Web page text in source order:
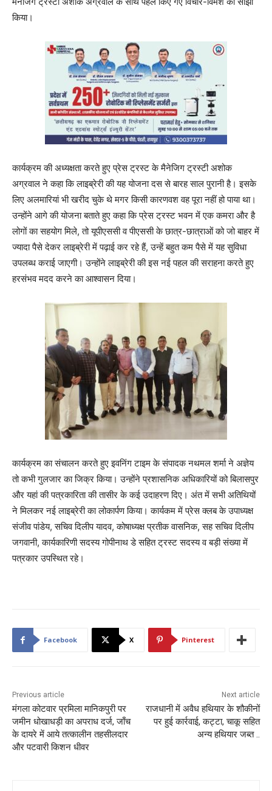
किया।
कार्यक्रम की अध्यक्षता करते हुए प्रेस ट्रस्ट के मैनेजिग ट्रस्टी अशोक
अग्रवाल ने कहा कि लाइब्रेरी की यह योजना दस से बारह साल पुरानी है। इसके
लिए अलमारियां भी खरीद चुके थे मगर किसी कारणवश वह पूरा नहीं हो पाया था।
उन्होंने आगे की योजना बताते हुए कहा कि प्रेस ट्रस्ट भवन में एक कमरा और है
लोगों का सहयोग मिले, तो यूपीएससी व पीएससी के छात्र-छात्राओं को जो बाहर में
ज्यादा पैसे देकर लाइब्रेरी में पढ़ाई कर रहे हैं, उन्हें बहुत कम पैसे में यह सुविधा
उपलब्ध कराई जाएगी। उन्होंने लाइब्रेरी की इस नई पहल की सराहना करते हुए
हरसंभव मदद करने का आश्वासन दिया।
कार्यक्रम का संचालन करते हुए इवनिंग टाइम के संपादक नथमल शर्मा ने अज्ञेय
तो कभी गुलजार का जिक्र किया। उन्होंने प्रशासनिक अधिकारियों को बिलासपुर
और यहां की पत्रकारिता की तासीर के कई उदाहरण दिए। अंत में सभी अतिथियों
ने मिलकर नई लाइब्रेरी का लोकार्पण किया। कार्यकम में प्रेस क्लब के उपाध्यक्ष
संजीव पांडेय, सचिव दिलीप यादव, कोषाध्यक्ष प्रतीक वासनिक, सह सचिव दिलीप
जगवानी, कार्यकारिणी सदस्य गोपीनाथ डे सहित ट्रस्ट सदस्य व बड़ी संख्या में
पत्रकार उपस्थित रहे।
Facebook X Pinterest
Previous article
मंगला कोटवार प्रमिला मानिकपुरी पर
जमीन धोखाधड़ी का अपराध दर्ज, जाँच
के दायरे में आये तत्कालीन तहसीलदार
और पटवारी किशन धीवर
Next article
राजधानी में अवैध हथियार के शौकीनों
पर हुई कार्रवाई, कट्टा, चाकू सहित
अन्य हथियार जब्त ..